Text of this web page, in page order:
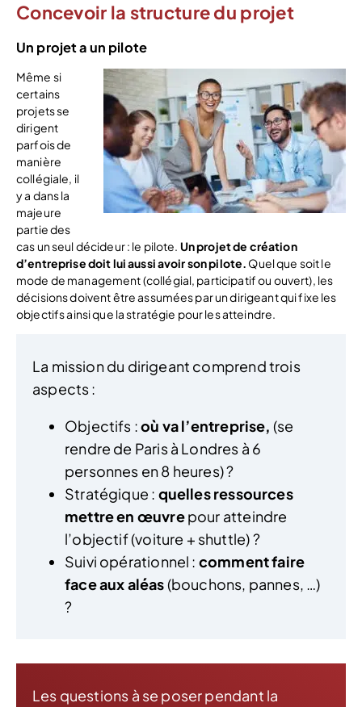
Concevoir la structure du projet
Un projet a un pilote
Même si
certains
projets se
dirigent
parfois de
manière
collégiale, il
y a dans la
majeure
partie des
cas un seul décideur : le pilote. Un projet de création
d’entreprise doit lui aussi avoir son pilote. Quel que soit le
mode de management (collégial, participatif ou ouvert), les
décisions doivent être assumées par un dirigeant qui fixe les
objectifs ainsi que la stratégie pour les atteindre.
La mission du dirigeant comprend trois
aspects :
Objectifs :où va l’entreprise, (se
rendre de Paris à Londres à 6
personnes en 8 heures) ?
Stratégique : quelles ressources
mettre en œuvrepour atteindre
l’objectif (voiture + shuttle) ?
Suivi opérationnel : comment faire
face aux aléas(bouchons, pannes, …)
?
Les questions à se poser pendant la